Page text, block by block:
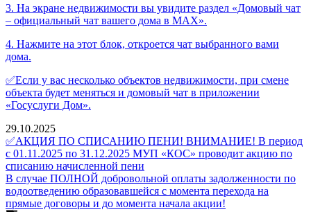
3. На экране недвижимости вы увидите раздел «Домовый чат
– официальный чат вашего дома в MAX».
4. Нажмите на этот блок, откроется чат выбранного вами
дома.
✅Если у вас несколько объектов недвижимости, при смене
объекта будет меняться и домовый чат в приложении
«Госуслуги Дом».
29.10.2025
✅АКЦИЯ ПО СПИСАНИЮ ПЕНИ! ВНИМАНИЕ! В период
с 01.11.2025 по 31.12.2025 МУП «КОС» проводит акцию по
списанию начисленной пени
В случае ПОЛНОЙ добровольной оплаты задолженности по
водоотведению образовавшейся с момента перехода на
прямые договоры и до момента начала акции!